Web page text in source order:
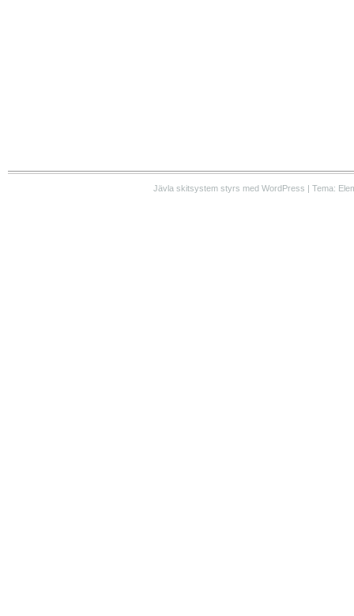
Jävla skitsystem styrs med WordPress | Tema: